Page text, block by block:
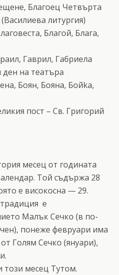
Благоец Четвърта
литургия)
Благой, Блага,
Гаврил, Габриелa
на театъра
Боян, Боянa, Бoйka,
пост – Св. Григорий
месец от годината
Той съдържа 28
е високосна — 29.
е
Малък Сечко (в по-
понеже февруари има
Голям Сечко (януари),
този месец Тутом.